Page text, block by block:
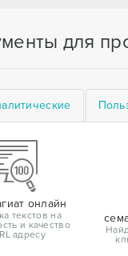
для
онлайн
текстов на
и качество
адресу